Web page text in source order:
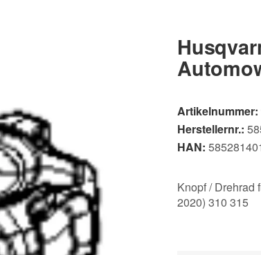
Artikelnummer:
Herstellernr.:
HAN:
Knopf / Drehrad
2020) 310 315